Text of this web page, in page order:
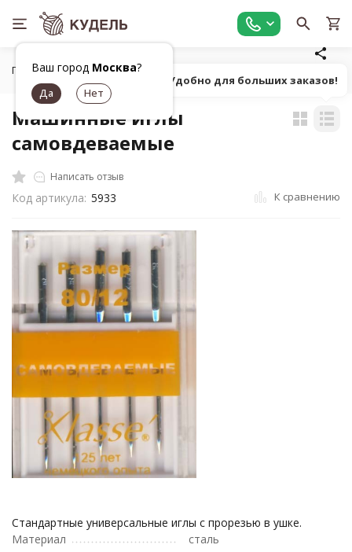
Ваш город Москва?
Главная Оборудование
Машинные иглы
самовдеваемые
Написать отзыв
Код артикула: 5933 К сравнению
Стандартные универсальные иглы с прорезью в ушке.
Материал
сталь
Попробуй! Удобно для больших заказов!